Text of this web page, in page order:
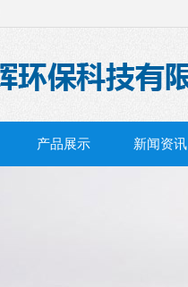
产品展示 新闻资讯